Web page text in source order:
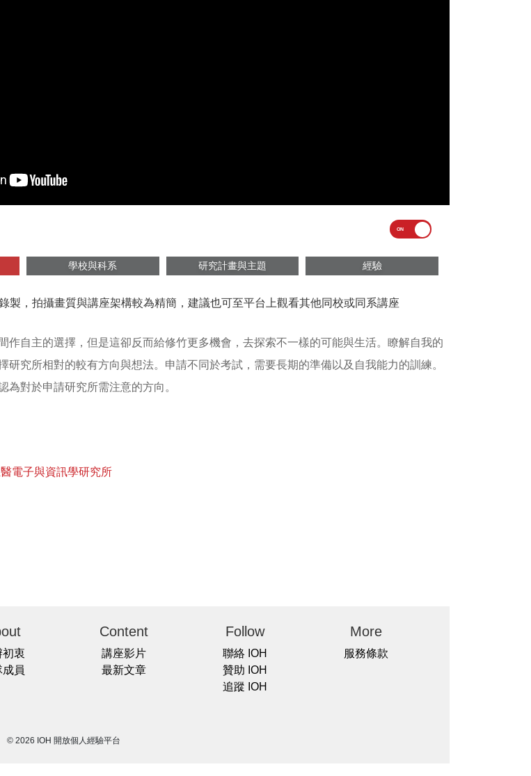
學校與科系 研究計畫與主題 經驗
製，拍攝畫質與講座架構較為精簡，建議也可至平台上觀看其他同校或同系講座
作自主的選擇，但是這卻反而給修竹更多機會，去探索不一樣的可能與生活。瞭解自我的
研究所相對的較有方向與想法。申請不同於考試，需要長期的準備以及自我能力的訓練。
為對於申請研究所需注意的方向。
電子與資訊學研究所
初衷
成員
Content
講座影片
最新文章
Follow
聯絡 IOH
贊助 IOH
追蹤 IOH
More
服務條款
© 2026 IOH 開放個人經驗平台